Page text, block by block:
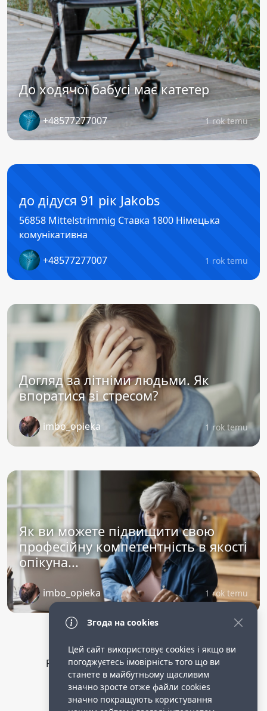
До ходячої бабусі має катетер
+48577277007 1 rok temu
до дідуся 91 рік Jakobs
56858 Mittelstrimmig Ставка 1800 Німецька
комунікативна
+48577277007
1 rok temu
Догляд за літніми людьми. Як
впоратися зі стресом?
imbo_opieka 1 rok temu
Як ви можете підвищити свою
професійну компетентність в якості
опікуна...
imbo_opieka 1 rok temu
Privacy Policy
public terms of service
Робота опікункою в німеччині.
Згода на cookies
Цей сайт використовує cookies і якщо ви
погоджуєтесь імовірність того що ви
станете в майбутньому щасливим
значно зросте отже файли cookies
значно покращують користування